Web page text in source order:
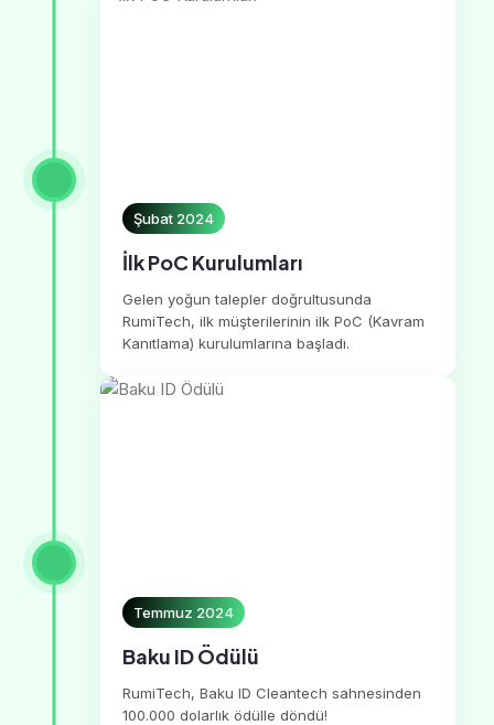
Şubat 2024
İlk PoC Kurulumları
Gelen yoğun talepler doğrultusunda
RumiTech, ilk müşterilerinin ilk PoC (Kavram
Kanıtlama) kurulumlarına başladı.
Temmuz 2024
Baku ID Ödülü
RumiTech, Baku ID Cleantech sahnesinden
100.000 dolarlık ödülle döndü!